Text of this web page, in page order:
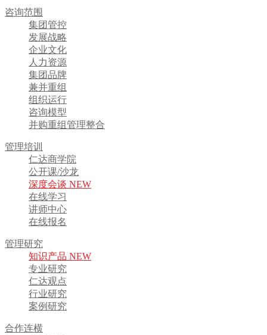
咨询范围
集团管控
发展战略
企业文化
人力资源
集团品牌
兼并重组
组织运行
咨询模型
并购重组管理整合
管理培训
仁达商学院
公开课/沙龙
深度会谈 NEW
在线学习
讲师中心
在线报名
管理研究
知识产品 NEW
专业研究
仁达观点
行业研究
案例研究
合作连横